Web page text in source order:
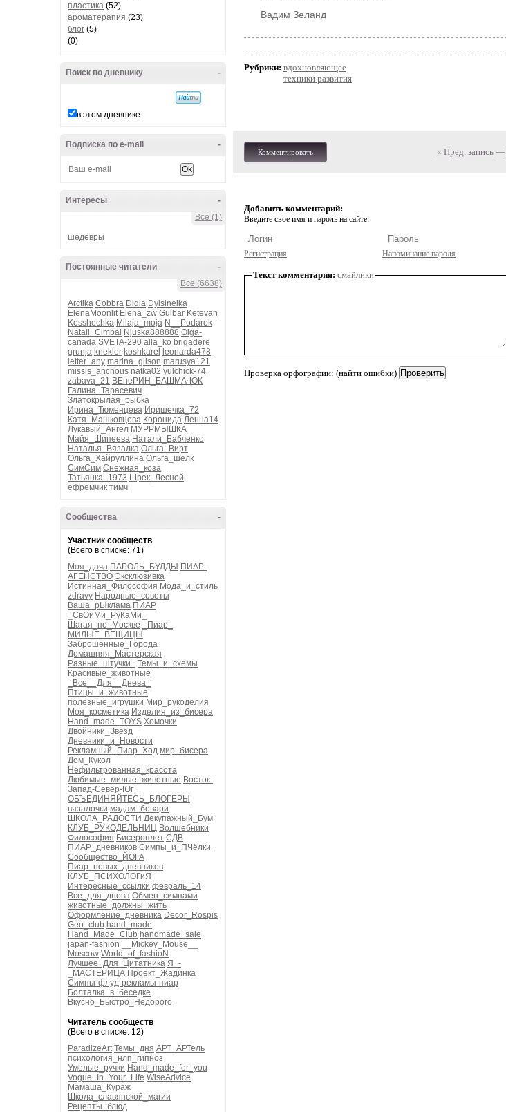
пластика (52)
ароматерапия (23)
блог (5)
(0)
-
Поиск по дневнику
в этом дневнике
-
Подписка по e-mail
-
Интересы
Все (1)
шедевры
-
Постоянные читатели
Все (6638)
Arctika Cobbra Didia Dylsineika
ElenaMoonlit Elena_zw Gulbar Ketevan
Kosshechka Milaja_moja N__Podarok
Natali_Cimbal Njuska888888 Olga-
canada SVETA-290 alla_ko brigadere
grunja knekler koshkarel
leonarda478
letter_any marina_glison marusya121
missis_anchous natka02 yulchick-74
zabava_21 ВЕнеРИН_БАШМАЧОК
Галина_Тарасевич
Златокрылая_рыбка
Ирина_Тюменцева Иришечка_72
Катя_Машковцева Коронида Ленна14
Лукавый_Ангел МУРРМЫШКА
Майя_Шипеева Натали_Бабченко
Наталья_Вязалка Ольга_Вирт
Ольга_Хайруллина Ольга_шелк
СимСим Снежная_коза
Татьянка_1973 Шрек_Лесной
ефремчик тимч
-
Сообщества
Участник сообществ
(Всего в списке: 71)
Моя_дача ПАРОЛЬ_БУДДЫ ПИАР-
АГЕНСТВО Эксклюзивка
Истинная_Философия Мода_и_стиль
zdravy Народные_советы
Ваша_рЫклама ПИАР
_СвОиМи_РуКаМи_
Шагая_по_Москве
_Пиар_
МИЛЫЕ_ВЕЩИЦЫ
Заброшенные_Города
Домашняя_Мастерская
Разные_штучки_
Темы_и_схемы
Красивые_животные
_Все__Для__Днева_
Птицы_и_животные
полезные_игрушки Мир_рукоделия
Моя_косметика Изделия_из_бисера
Hand_made_TOYS Хомочки
Двойники_Звёзд
Дневники_и_Новости
Рекламный_Пиар_Ход мир_бисера
Дом_Кукол
Нефильтрованная_красота
Любимые_милые_животные Восток-
Запад-Север-Юг
ОБЪЕДИНЯЙТЕСЬ_БЛОГЕРЫ
вязалочки мадам_бовари
ШКОЛА_РАДОСТИ Декупажный_Бум
КЛУБ_РУКОДЕЛЬНИЦ Волшебники
Философия Бисероплет СДВ
ПИАР_дневников Симпы_и_ПЧёлки
Сообщество_ЙОГА
Пиар_новых_дневников
КЛУБ_ПСИХОЛОГиЯ
Интересные_ссылки февраль_14
Все_для_днева Обмен_симпами
животные_должны_жить
Оформление_дневника Decor_Rospis
Geo_club hand_made
Hand_Made_Club handmade_sale
japan-fashion
__Mickey_Mouse__
Moscow World_of_fashioN
Лучшее_Для_Цитатника Я_-
_МАСТЕРИЦА Проект_Жадинка
Симпы-флуд-рекламы-пиар
Болталка_в_беседке
Вкусно_Быстро_Недорого
Читатель сообществ
(Всего в списке: 12)
ParadizeArt Темы_дня АРТ_АРТель
психология_нлп_гипноз
Умелые_ручки Hand_made_for_you
Vogue_In_Your_Life WiseAdvice
Мамаша_Кураж
Школа_славянской_магии
Рецепты_блюд
Вадим Зеланд
Рубрики: вдохновляющее
техники развития
Комментировать « Пред. запись—
Добавить комментарий:
Введите свое имя и пароль на сайте:
Регистрация Напоминание пароля
Текст комментария: смайлики
Проверка орфографии: (найти ошибки)